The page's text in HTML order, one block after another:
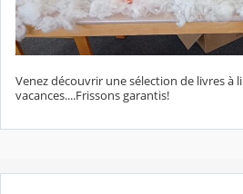
Venez découvrir une sélection de livres à
vacances....Frissons garantis!